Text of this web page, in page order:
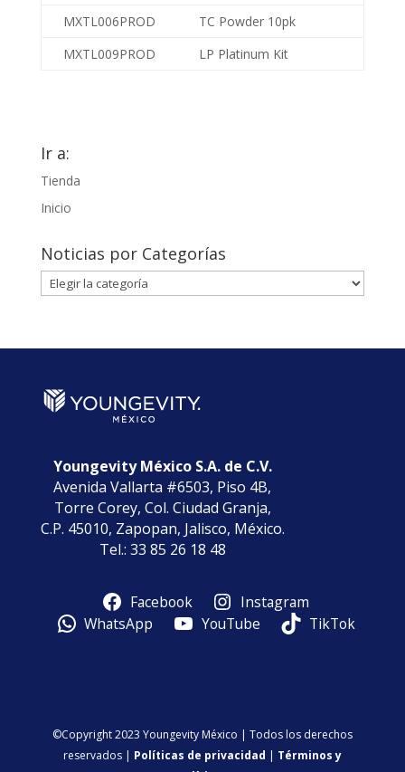
MXTL006PROD
TC Powder 10pk
MXTL009PROD
LP Platinum Kit
Ir a:
Tienda
Inicio
Noticias por Categorías
Noticias
por
Youngevity México S.A. de C.V.
Avenida Vallarta #6503, Piso 4B,
Torre Corey, Col. Ciudad Granja,
C.P. 45010, Zapopan, Jalisco, México.
Tel.: 33 85 26 18 48
Facebook
Instagram
WhatsApp
YouTube TikTok
©Copyright 2023 Youngevity México | Todos los derechos
reservados | Políticas de privacidad | Términos y